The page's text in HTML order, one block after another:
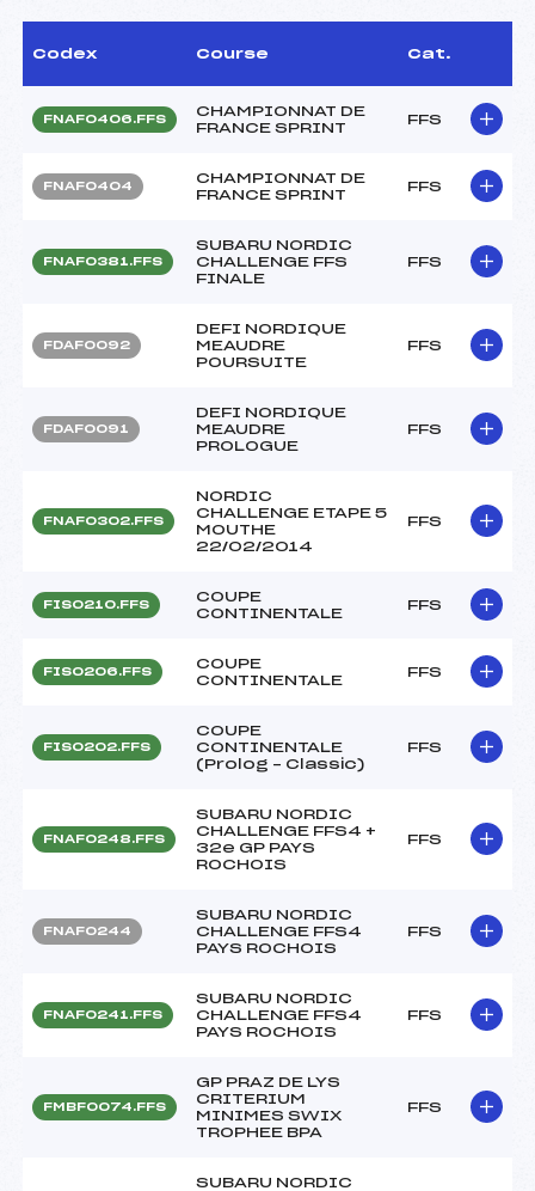
Codex Course Cat.
FNAF0406.FFS
CHAMPIONNAT DE
FRANCE SPRINT
FFS
FNAF0404
CHAMPIONNAT DE
FRANCE SPRINT
FFS
FNAF0381.FFS
SUBARU NORDIC
CHALLENGE FFS
FINALE
FFS
FDAF0092
DEFI NORDIQUE
MEAUDRE
POURSUITE
FFS
FDAF0091
DEFI NORDIQUE
MEAUDRE
PROLOGUE
FFS
FNAF0302.FFS
NORDIC
CHALLENGE ETAPE 5
MOUTHE
22/02/2014
FFS
FIS0210.FFS
COUPE
CONTINENTALE
FFS
FIS0206.FFS
COUPE
CONTINENTALE
FFS
FIS0202.FFS
COUPE
CONTINENTALE
(Prolog – Classic)
FFS
FNAF0248.FFS
SUBARU NORDIC
CHALLENGE FFS4 +
32e GP PAYS
ROCHOIS
FFS
FNAF0244
SUBARU NORDIC
CHALLENGE FFS4
PAYS ROCHOIS
FFS
FNAF0241.FFS
SUBARU NORDIC
CHALLENGE FFS4
PAYS ROCHOIS
FFS
FMBF0074.FFS
GP PRAZ DE LYS
CRITERIUM
MINIMES SWIX
TROPHEE BPA
FFS
SUBARU NORDIC